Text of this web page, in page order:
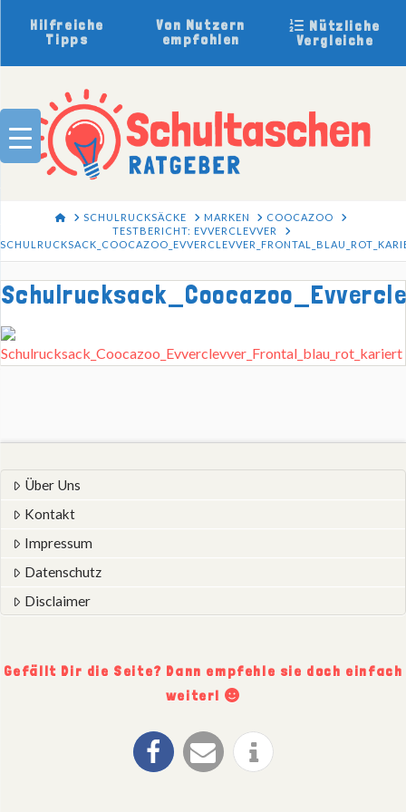
Hilfreiche
Tipps
Von Nutzern
empfohlen
Nützliche
Vergleiche
HOMESCHULRUCKSÄCKE MARKEN
COOCAZOO
TESTBERICHT: EVVERCLEVVER
Über Uns
Kontakt
Impressum
Datenschutz
Disclaimer
Gefällt Dir die Seite? Dann empfehle sie doch einfach
weiter!